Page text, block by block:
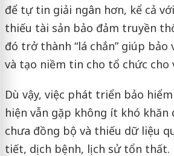
để tự tin giải ngân hơn, kể cả
thiếu tài sản bảo đảm truyền
đó trở thành “lá chắn” giúp bảo
và tạo niềm tin cho tổ chức cho
Dù vậy, việc phát triển bảo
hiện vẫn gặp không ít khó khăn
chưa đồng bộ và thiếu dữ liệu
tiết, dịch bệnh, lịch sử tổn thất.